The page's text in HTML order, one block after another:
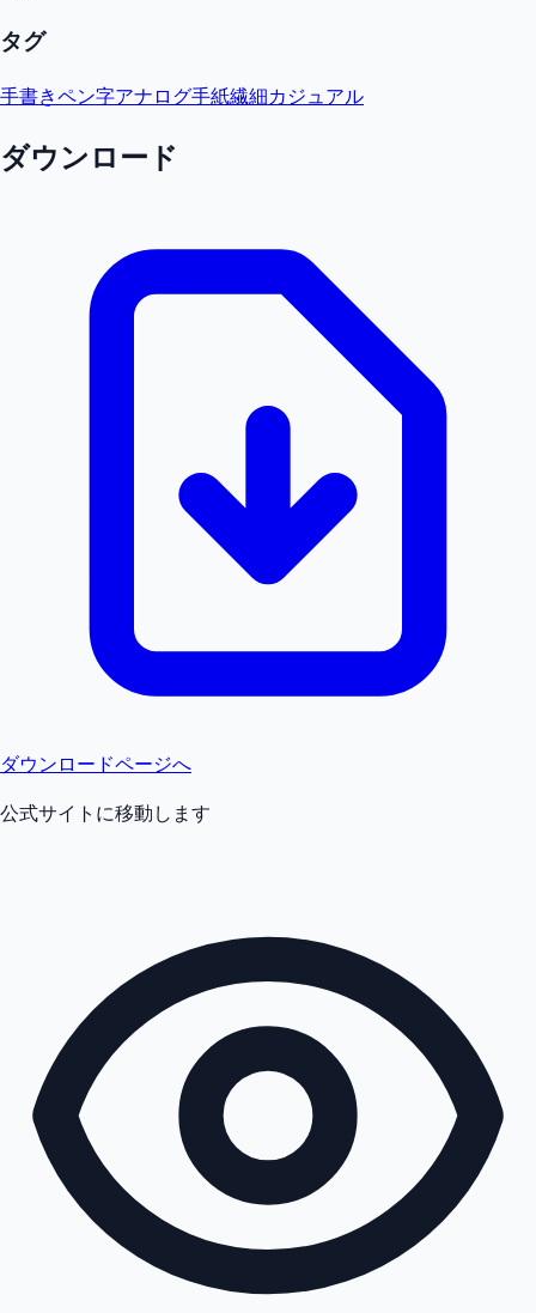
タグ
手書きペン字アナログ手紙繊細カジュアル
ダウンロード
ダウンロードページへ
公式サイトに移動します